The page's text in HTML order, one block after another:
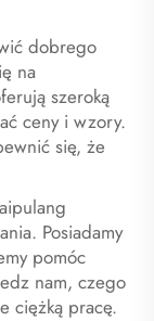
dobrego
na
szeroką
ceny i wzory.
się, że
Posiadamy
pomóc
nam, czego
ciężką pracę.